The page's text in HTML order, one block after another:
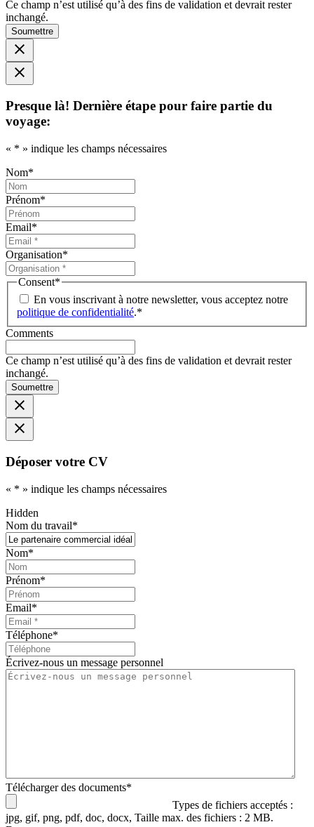
Ce champ n’est utilisé qu’à des fins de validation et devrait rester
inchangé.
Soumettre
Presque là! Dernière étape pour faire partie du
voyage:
« * » indique les champs nécessaires
Nom*
Prénom*
Email*
Organisation*
Consent*
En vous inscrivant à notre newsletter, vous acceptez notre
politique de confidentialité.*
Comments
Ce champ n’est utilisé qu’à des fins de validation et devrait rester
inchangé.
Soumettre
Déposer votre CV
« * » indique les champs nécessaires
Hidden
Nom du travail*
Nom*
Prénom*
Email*
Téléphone*
Écrivez-nous un message personnel
Télécharger des documents*
Types de fichiers acceptés :
jpg, gif, png, pdf, doc, docx, Taille max. des fichiers : 2 MB.